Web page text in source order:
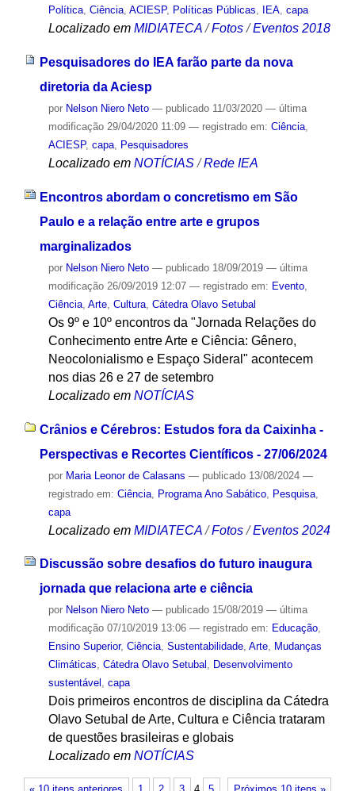
Política, Ciência, ACIESP, Políticas Públicas, IEA, capa
Localizado em MIDIATECA /Fotos /Eventos 2018
Pesquisadores do IEA farão parte da nova
diretoria da Aciesp
por Nelson Niero Neto — publicado11/03/2020 — última
modificação29/04/2020 11:09 — registrado em: Ciência,
ACIESP, capa, Pesquisadores
Localizado em NOTÍCIAS /Rede IEA
Encontros abordam o concretismo em São
Paulo e a relação entre arte e grupos
marginalizados
por Nelson Niero Neto — publicado18/09/2019 — última
modificação26/09/2019 12:07 — registrado em: Evento,
Ciência, Arte, Cultura, Cátedra Olavo Setubal
Os 9º e 10º encontros da "Jornada Relações do
Conhecimento entre Arte e Ciência: Gênero,
Neocolonialismo e Espaço Sideral" acontecem
nos dias 26 e 27 de setembro
Localizado em NOTÍCIAS
Crânios e Cérebros: Estudos fora da Caixinha -
Perspectivas e Recortes Científicos - 27/06/2024
por Maria Leonor de Calasans — publicado13/08/2024 —
registrado em: Ciência, Programa Ano Sabático, Pesquisa,
capa
Localizado em MIDIATECA /Fotos /Eventos 2024
Discussão sobre desafios do futuro inaugura
jornada que relaciona arte e ciência
por Nelson Niero Neto — publicado15/08/2019 — última
modificação07/10/2019 13:06 — registrado em: Educação,
Ensino Superior, Ciência, Sustentabilidade, Arte, Mudanças
Climáticas, Cátedra Olavo Setubal , Desenvolvimento
sustentável , capa
Dois primeiros encontros de disciplina da Cátedra
Olavo Setubal de Arte, Cultura e Ciência trataram
de questões brasileiras e globais
Localizado em NOTÍCIAS